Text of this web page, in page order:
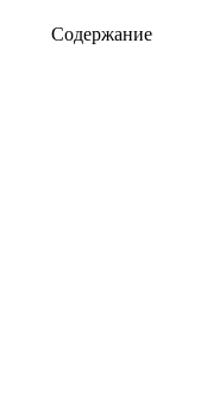
Содержание